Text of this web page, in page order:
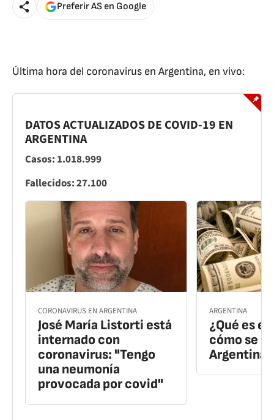
Preferir AS en Google
Última hora del coronavirus en Argentina, en vivo:
DATOS ACTUALIZADOS DE COVID-19 EN
ARGENTINA
Casos: 1.018.999
Fallecidos: 27.100
CORONAVIRUS EN ARGENTINA
José María Listorti está
internado con
coronavirus: "Tengo
una neumonía
provocada por covid"
ARGENTINA
¿Qué es el
cómo se
Argentina?